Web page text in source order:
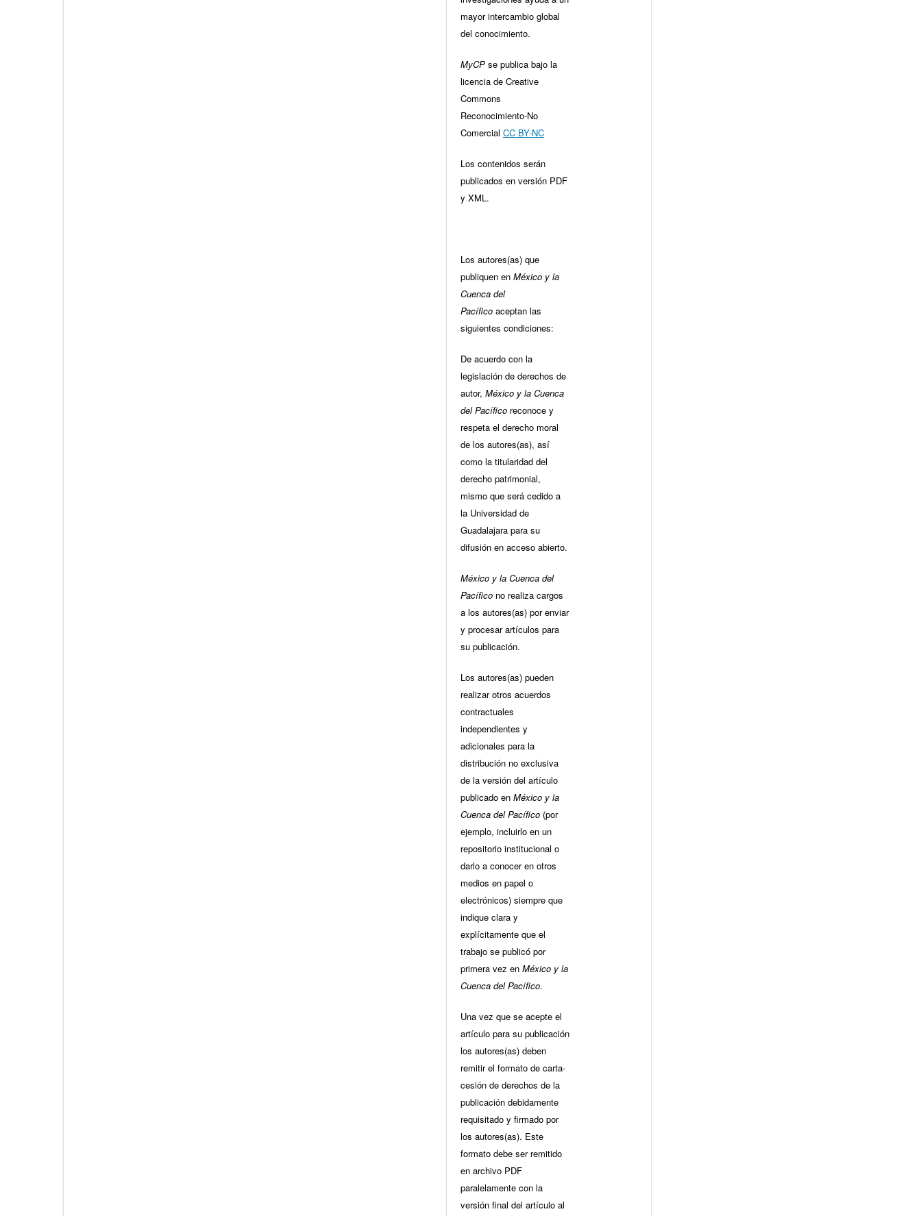
mayor intercambio global
del conocimiento.
MyCP se publica bajo la
licencia de Creative
Commons
Reconocimiento-No
Comercial CC BY-NC
Los contenidos serán
publicados en versión PDF
y XML.
Los autores(as) que
publiquen en México y la
Cuenca del
Pacífico aceptan las
siguientes condiciones:
De acuerdo con la
legislación de derechos de
autor, México y la Cuenca
del Pacífico reconoce y
respeta el derecho moral
de los autores(as), así
como la titularidad del
derecho patrimonial,
mismo que será cedido a
la Universidad de
Guadalajara para su
difusión en acceso abierto.
México y la Cuenca del
Pacífico no realiza cargos
a los autores(as) por enviar
y procesar artículos para
su publicación.
Los autores(as) pueden
realizar otros acuerdos
contractuales
independientes y
adicionales para la
distribución no exclusiva
de la versión del artículo
publicado en México y la
Cuenca del Pacífico (por
ejemplo, incluirlo en un
repositorio institucional o
darlo a conocer en otros
medios en papel o
electrónicos) siempre que
indique clara y
explícitamente que el
trabajo se publicó por
primera vez en México y la
Cuenca del Pacífico.
Una vez que se acepte el
artículo para su publicación
los autores(as) deben
remitir el formato de carta-
cesión de derechos de la
publicación debidamente
requisitado y firmado por
los autores(as). Este
formato debe ser remitido
en archivo PDF
paralelamente con la
versión final del artículo al